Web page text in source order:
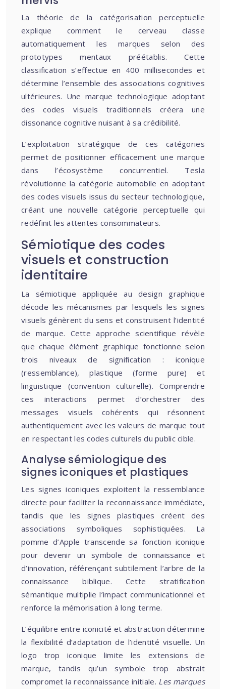
La théorie de la catégorisation perceptuelle
explique comment le cerveau classe
automatiquement les marques selon des
prototypes mentaux préétablis. Cette
classification s’effectue en 400 millisecondes et
détermine l’ensemble des associations cognitives
ultérieures. Une marque technologique adoptant
des codes visuels traditionnels créera une
dissonance cognitive nuisant à sa crédibilité.
L’exploitation stratégique de ces catégories
permet de positionner efficacement une marque
dans l’écosystème concurrentiel. Tesla
révolutionne la catégorie automobile en adoptant
des codes visuels issus du secteur technologique,
créant une nouvelle catégorie perceptuelle qui
redéfinit les attentes consommateurs.
Sémiotique des codes
visuels et construction
identitaire
La sémiotique appliquée au design graphique
décode les mécanismes par lesquels les signes
visuels génèrent du sens et construisent l’identité
de marque. Cette approche scientifique révèle
que chaque élément graphique fonctionne selon
trois niveaux de signification : iconique
(ressemblance), plastique (forme pure) et
linguistique (convention culturelle). Comprendre
ces interactions permet d’orchestrer des
messages visuels cohérents qui résonnent
authentiquement avec les valeurs de marque tout
en respectant les codes culturels du public cible.
Analyse sémiologique des
signes iconiques et plastiques
Les signes iconiques exploitent la ressemblance
directe pour faciliter la reconnaissance immédiate,
tandis que les signes plastiques créent des
associations symboliques sophistiquées. La
pomme d’Apple transcende sa fonction iconique
pour devenir un symbole de connaissance et
d’innovation, référençant subtilement l’arbre de la
connaissance biblique. Cette stratification
sémantique multiplie l’impact communicationnel et
renforce la mémorisation à long terme.
L’équilibre entre iconicité et abstraction détermine
la flexibilité d’adaptation de l’identité visuelle. Un
logo trop iconique limite les extensions de
marque, tandis qu’un symbole trop abstrait
compromet la reconnaissance initiale. Les marques